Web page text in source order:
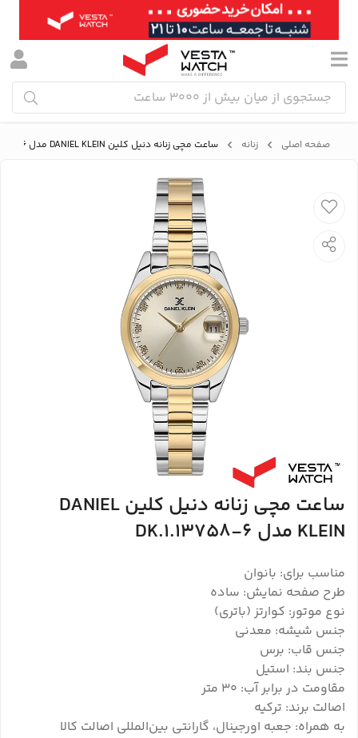
صفحه اصلی زنانه ساعت مچی زنانه دنیل کلین DANIEL KLEIN مدل DK.1.13758-6
ساعت مچی زنانه دنیل کلین DANIEL
KLEIN مدل DK.1.13758-6
مناسب برای: بانوان
طرح صفحه نمایش: ساده
نوع موتور: کوارتز (باتری)
جنس شیشه: معدنی
جنس قاب: برس
جنس بند: استیل
مقاومت در برابر آب: 30 متر
اصالت برند: ترکیه
به همراه: جعبه اورجینال، گارانتی بین‌المللی اصالت کالا